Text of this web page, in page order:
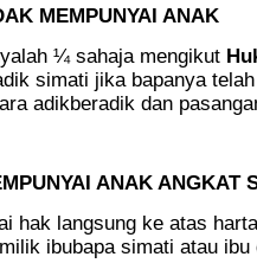
MEMPUNYAI ANAK
¼ sahaja mengikut
simati jika bapanya
adikberadik dan
ANAK ANGKAT
hak langsung ke atas
ibubapa simati atau